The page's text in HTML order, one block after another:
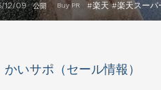
12/09 公開 Buy PR #楽天 #楽天スーパ
かいサポ（セール情報）